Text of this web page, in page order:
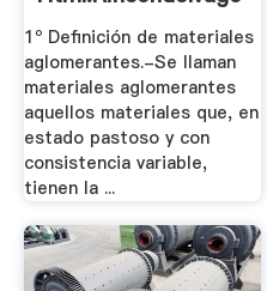
1º Definición de materiales
aglomerantes.-Se llaman
materiales aglomerantes
aquellos materiales que, en
estado pastoso y con
consistencia variable,
tienen la ...